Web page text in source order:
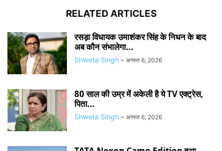
RELATED ARTICLES
रसड़ा विधायक उमाशंकर सिंह के निधन के बाद
अब कौन संभालेगा...
Shweta Singh - अगस्त 6, 2026
80 साल की उम्र में अकेली है ये TV एक्ट्रेस,
पिता...
Shweta Singh - अगस्त 6, 2026